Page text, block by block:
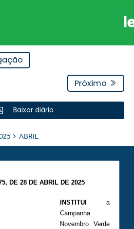
Próximo
Baixar diário
ABRIL
DE 28 DE ABRIL DE 2025
INSTITUI a
Campanha
Novembro Verde